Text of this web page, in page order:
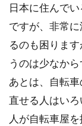
日本に住んで
ですが、非常
るのも困りま
うのは少なから
あとは、自転
直せる人はい
人が自転車屋